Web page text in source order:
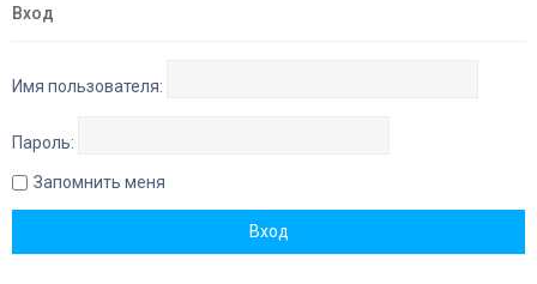
Вход
Имя пользователя:
Пароль:
Запомнить меня